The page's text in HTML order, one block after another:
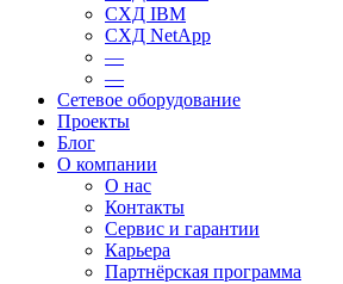
СХД IBM
СХД NetApp
—
—
Сетевое оборудование
Проекты
Блог
О компании
О нас
Контакты
Сервис и гарантии
Карьера
Партнёрская программа